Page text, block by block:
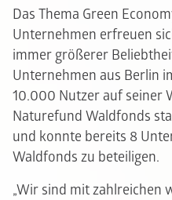
Das Thema Green
Unternehmen erfreuen
immer größerer
Unternehmen aus Berlin
10.000 Nutzer auf seiner
Naturefund Waldfonds
und konnte bereits 8
Waldfonds zu beteiligen.
„Wir sind mit zahlreichen